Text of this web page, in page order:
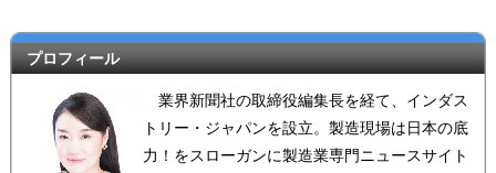
プロフィール
業界新聞社の取締役編集長を経て、インダス
トリー・ジャパンを設立。製造現場は日本の底
力！をスローガンに製造業専門ニュースサイト